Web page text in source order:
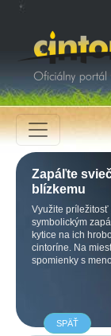
Zapáľte
blízkemu
Využite príležitosť
symbolickým
kytice na ich
cintoríne. Na
spomienky s
SPÄŤ